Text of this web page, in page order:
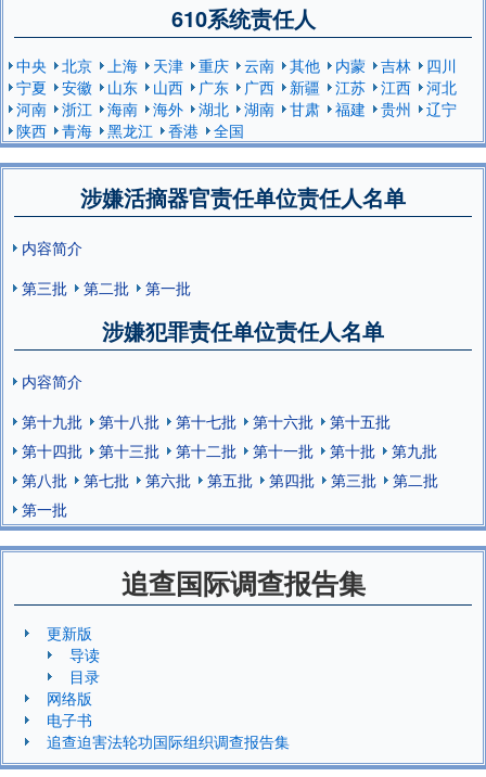
610系统责任人
中央 北京 上海 天津 重庆 云南 其他 内蒙 吉林
四川
宁夏
安徽 山东 山西 广东 广西 新疆 江苏 江西
河北
河南
浙江 海南 海外 湖北 湖南 甘肃 福建 贵州
辽宁
陕西
青海 黑龙江 香港 全国
涉嫌活摘器官责任单位责任人名单
内容简介
第三批
第二批 第一批
涉嫌犯罪责任单位责任人名单
内容简介
第十九批
第十八批 第十七批 第十六批
第十五批
第十四批
第十三批 第十二批 第十一批 第十批
第九批
第八批
第七批 第六批 第五批 第四批 第三批
第二批
第一批
追查国际调查报告集
更新版
导读
目录
网络版
电子书
追查迫害法轮功国际组织调查报告集